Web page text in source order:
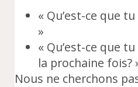
« Qu’est-ce que
»
« Qu’est-ce que
la prochaine fois?
Nous ne cherchons